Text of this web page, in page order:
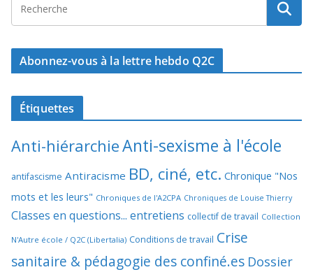
Abonnez-vous à la lettre hebdo Q2C
Étiquettes
Anti-hiérarchieAnti-sexisme à l'école
antifascisme Antiracisme BD, ciné, etc. Chronique "Nos
mots et les leurs" Chroniques de l'A2CPA Chroniques de Louise Thierry
Classes en questions... entretiens collectif de travail Collection
N'Autre école / Q2C (Libertalia) Conditions de travail Crise
sanitaire & pédagogie des confiné.es Dossier